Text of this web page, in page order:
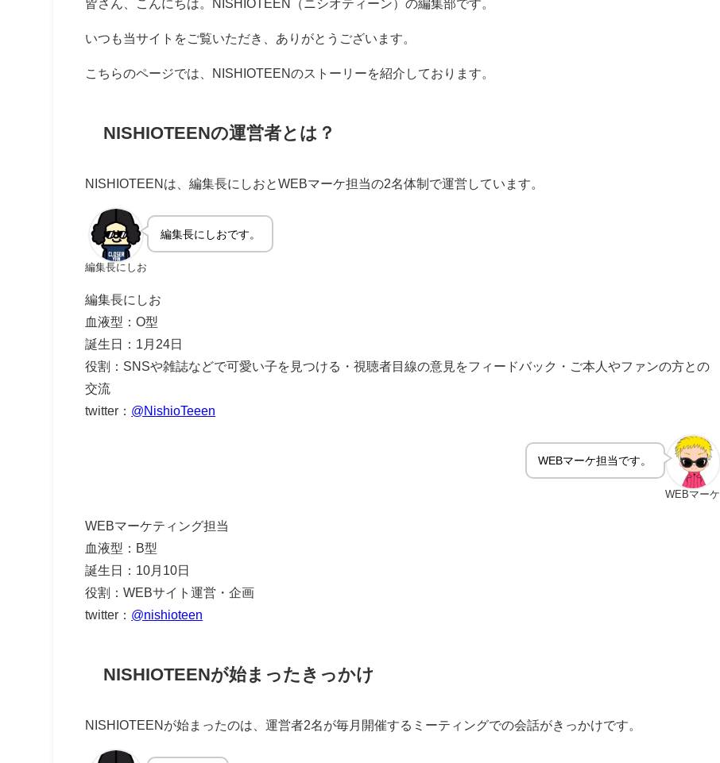
皆さん、こんにちは。NISHIOTEEN（ニシオティーン）の編集部です。
いつも当サイトをご覧いただき、ありがとうございます。
こちらのページでは、NISHIOTEENのストーリーを紹介しております。
NISHIOTEENの運営者とは？
NISHIOTEENは、編集長にしおとWEBマーケ担当の2名体制で運営しています。
編集長にしお
編集長にしおです。
編集長にしお
血液型：O型
誕生日：1月24日
役割：SNSや雑誌などで可愛い子を見つける・視聴者目線の意見をフィードバック・ご本人やファンの方との
交流
twitter： @NishioTeeen
WEBマーケ
WEBマーケ担当です。
WEBマーケティング担当
血液型：B型
誕生日：10月10日
役割：WEBサイト運営・企画
twitter： @nishioteen
NISHIOTEENが始まったきっかけ
NISHIOTEENが始まったのは、運営者2名が毎月開催するミーティングでの会話がきっかけです。